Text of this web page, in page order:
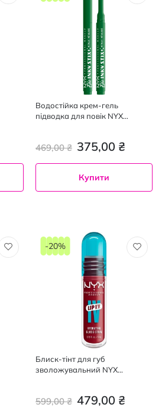
Водостійка крем-гель
підводка для повік NYX
375,00 ₴
469,00 ₴
Купити
Блиск-тінт для губ
зволожувальний NYX
479,00 ₴
599,00 ₴
-20%